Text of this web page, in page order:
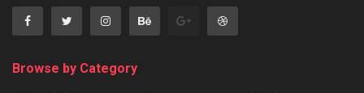
Browse by Category